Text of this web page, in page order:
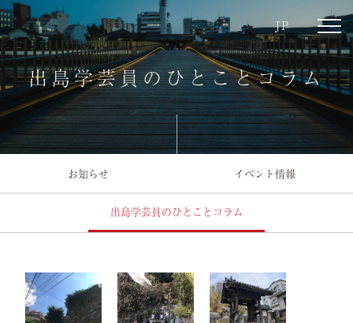
JP
出島学芸員のひとことコラム
お知らせ イベント情報
出島学芸員のひとことコラム